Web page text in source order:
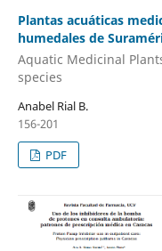
Plantas acuáticas
humedales de
Aquatic Medicinal
species
Anabel Rial B.
156-201
PDF